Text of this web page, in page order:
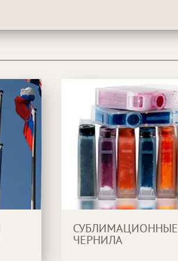
СУБЛИМАЦИОННЫЕ
ЧЕРНИЛА